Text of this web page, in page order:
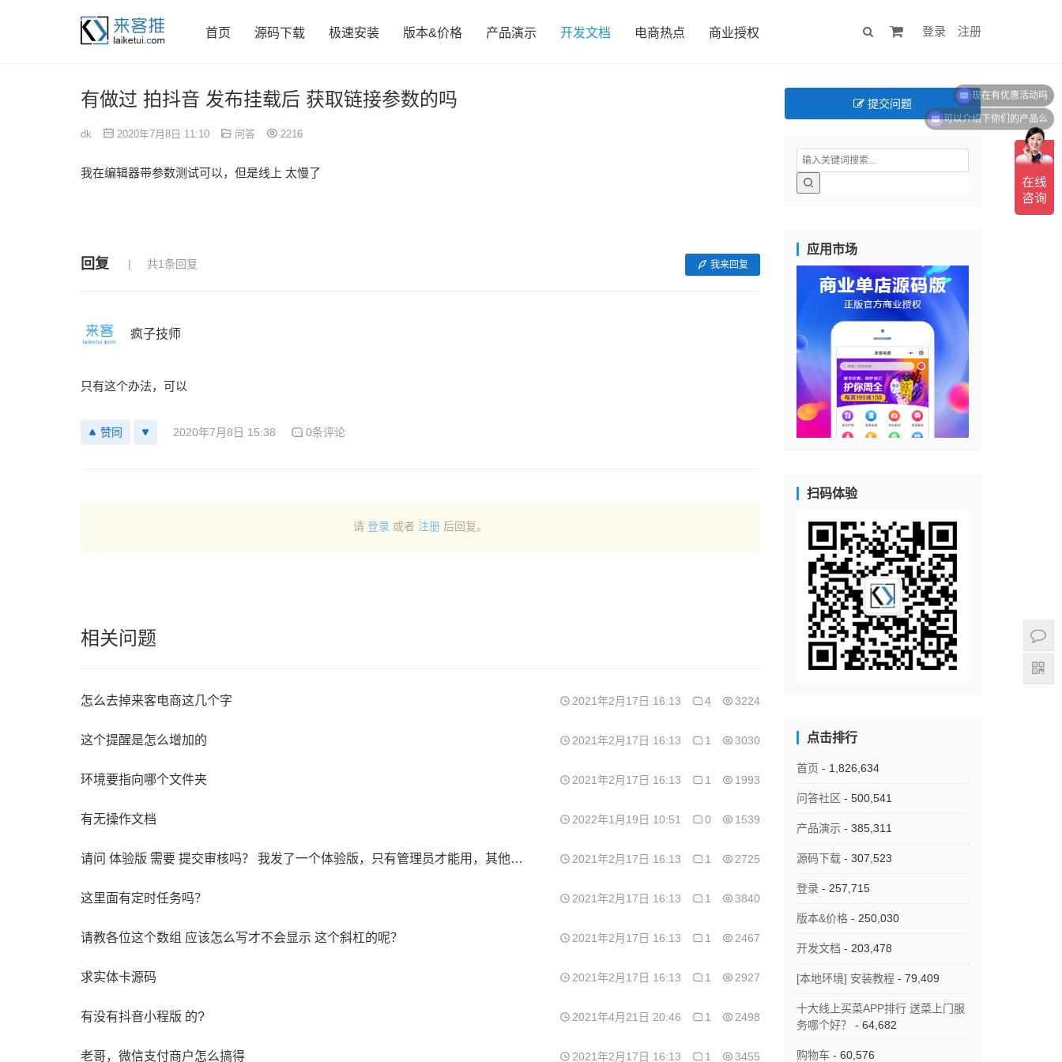
首页 源码下载 极速安装 版本&价格 产品演示 开发文档 电商热点 商业授权 登录 注册
有做过 拍抖音 发布挂载后 获取链接参数的吗
dk 2020年7月8日 11:10 问答 2216
我在编辑器带参数测试可以，但是线上 太慢了
回复 共1条回复 我来回复
疯子技师
只有这个办法，可以
赞同 2020年7月8日 15:38 0条评论
请 登录 或者 注册 后回复。
相关问题
怎么去掉来客电商这几个字 2021年2月17日 16:13 4 3224
这个提醒是怎么增加的 2021年2月17日 16:13 1 3030
环境要指向哪个文件夹 2021年2月17日 16:13 1 1993
有无操作文档 2022年1月19日 10:51 0 1539
请问 体验版 需要 提交审核吗？ 我发了一个体验版，只有管理员才能用，其他在体验名单里面的 显示网络异常 2021年2月17日 16:13 1 2725
这里面有定时任务吗？ 2021年2月17日 16:13 1 3840
请教各位这个数组 应该怎么写才不会显示 这个斜杠的呢？ 2021年2月17日 16:13 1 2467
求实体卡源码 2021年2月17日 16:13 1 2927
有没有抖音小程版 的? 2021年4月21日 20:46 1 2498
老哥，微信支付商户怎么搞得 2021年2月17日 16:13 1 3455
提交问题
应用市场
扫码体验
点击排行
首页 - 1,826,634
问答社区 - 500,541
产品演示 - 385,311
源码下载 - 307,523
登录 - 257,715
版本&价格 - 250,030
开发文档 - 203,478
[本地环境] 安装教程 - 79,409
十大线上买菜APP排行 送菜上门服
务哪个好？
- 64,682
购物车 - 60,576
可以介绍下你们的产品么